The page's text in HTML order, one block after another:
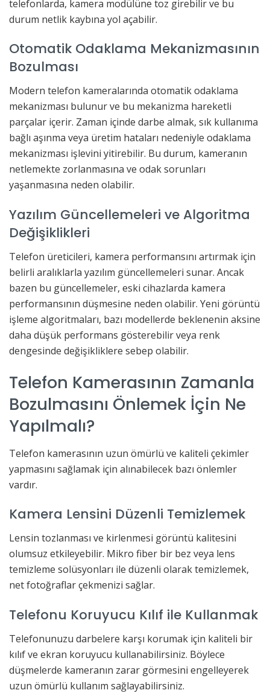
telefonlarda, kamera modülüne toz girebilir ve bu
durum netlik kaybına yol açabilir.
Otomatik Odaklama Mekanizmasının
Bozulması
Modern telefon kameralarında otomatik odaklama
mekanizması bulunur ve bu mekanizma hareketli
parçalar içerir. Zaman içinde darbe almak, sık kullanıma
bağlı aşınma veya üretim hataları nedeniyle odaklama
mekanizması işlevini yitirebilir. Bu durum, kameranın
netlemekte zorlanmasına ve odak sorunları
yaşanmasına neden olabilir.
Yazılım Güncellemeleri ve Algoritma
Değişiklikleri
Telefon üreticileri, kamera performansını artırmak için
belirli aralıklarla yazılım güncellemeleri sunar. Ancak
bazen bu güncellemeler, eski cihazlarda kamera
performansının düşmesine neden olabilir. Yeni görüntü
işleme algoritmaları, bazı modellerde beklenenin aksine
daha düşük performans gösterebilir veya renk
dengesinde değişikliklere sebep olabilir.
Telefon Kamerasının Zamanla
Bozulmasını Önlemek İçin Ne
Yapılmalı?
Telefon kamerasının uzun ömürlü ve kaliteli çekimler
yapmasını sağlamak için alınabilecek bazı önlemler
vardır.
Kamera Lensini Düzenli Temizlemek
Lensin tozlanması ve kirlenmesi görüntü kalitesini
olumsuz etkileyebilir. Mikro fiber bir bez veya lens
temizleme solüsyonları ile düzenli olarak temizlemek,
net fotoğraflar çekmenizi sağlar.
Telefonu Koruyucu Kılıf ile Kullanmak
Telefonunuzu darbelere karşı korumak için kaliteli bir
kılıf ve ekran koruyucu kullanabilirsiniz. Böylece
düşmelerde kameranın zarar görmesini engelleyerek
uzun ömürlü kullanım sağlayabilirsiniz.